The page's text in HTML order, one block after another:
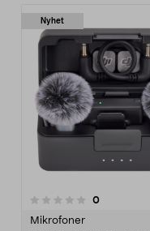
Nyhet
0recensioner
Mikrofoner
4.0 av 5 stjärnor